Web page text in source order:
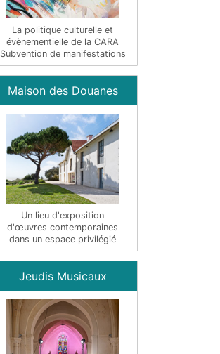
La politique culturelle et
évènementielle de la CARA
Subvention de manifestations
Maison des Douanes
Un lieu d'exposition
d'œuvres contemporaines
dans un espace privilégié
Jeudis Musicaux